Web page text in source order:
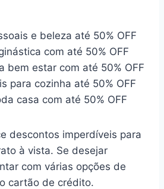
e beleza até 50% OFF
com até 50% OFF
bem estar com até 50% OFF
para cozinha até 50% OFF
casa com até 50% OFF
descontos imperdíveis para
à vista. Se desejar
com várias opções de
cartão de crédito.